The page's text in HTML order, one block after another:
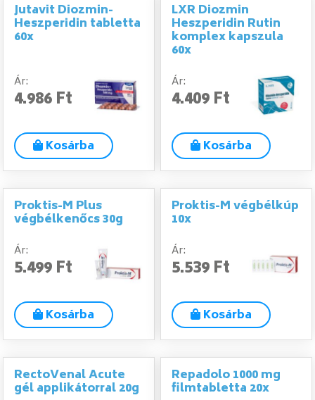
Jutavit Diozmin-
Heszperidin tabletta
60x
Ár:
4.986 Ft
Kosárba
LXR Diozmin
Heszperidin Rutin
komplex kapszula
60x
Ár:
4.409 Ft
Kosárba
Proktis-M Plus
végbélkenőcs 30g
Ár:
5.499 Ft
Kosárba
Proktis-M végbélkúp
10x
Ár:
5.539 Ft
Kosárba
RectoVenal Acute
gél applikátorral 20g
Repadolo 1000 mg
filmtabletta 20x